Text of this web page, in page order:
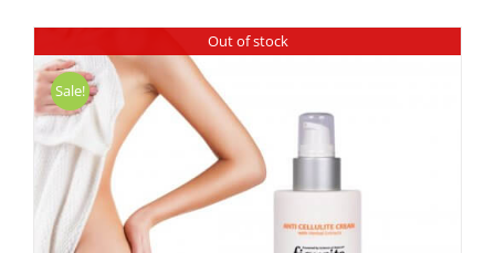
Out of stock
Sale!